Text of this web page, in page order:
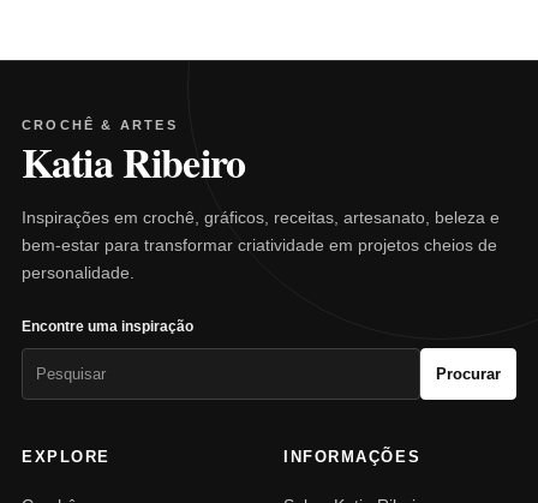
CROCHÊ & ARTES
Katia Ribeiro
Inspirações em crochê, gráficos, receitas, artesanato, beleza e
bem-estar para transformar criatividade em projetos cheios de
personalidade.
Encontre uma inspiração
Procurar
EXPLORE INFORMAÇÕES